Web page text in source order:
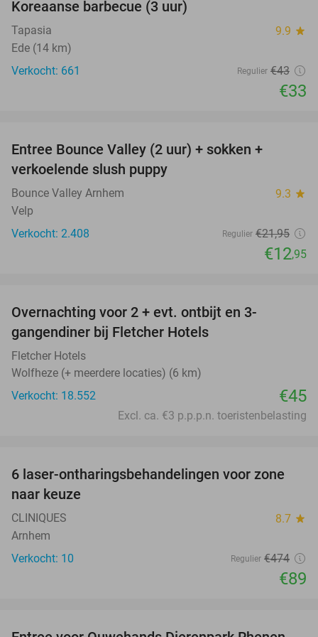
Koreaanse barbecue (3 uur)
Tapasia 9.9 star
Ede (14 km)
Verkocht: 661
Regulier €43
€33
Entree Bounce Valley (2 uur) + sokken +
verkoelende slush puppy
Bounce Valley Arnhem 9.3 star
Velp
Verkocht: 2.408
Regulier €21,95
€12,95
Overnachting voor 2 + evt. ontbijt en 3-
gangendiner bij Fletcher Hotels
Fletcher Hotels
Wolfheze (+ meerdere locaties) (6 km)
Verkocht: 18.552
€45
Excl. ca. €3 p.p.p.n. toeristenbelasting
81%
6 laser-ontharingsbehandelingen voor zone
naar keuze
CLINIQUES 8.7 star
Arnhem
Verkocht: 10
Regulier €474
€89